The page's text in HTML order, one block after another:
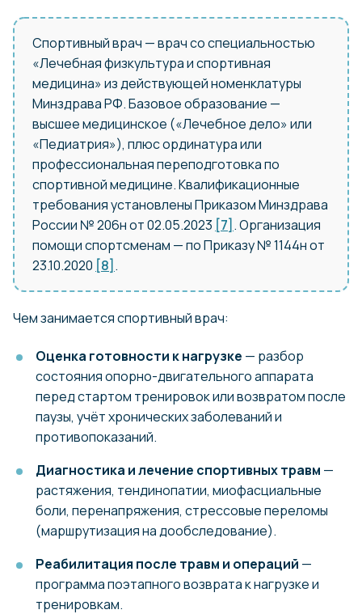
Спортивный врач — врач со специальностью
«Лечебная физкультура и спортивная
медицина» из действующей номенклатуры
Минздрава РФ. Базовое образование —
высшее медицинское («Лечебное дело» или
«Педиатрия»), плюс ординатура или
профессиональная переподготовка по
спортивной медицине. Квалификационные
требования установлены Приказом Минздрава
России № 206н от 02.05.2023 [7] . Организация
помощи спортсменам — по Приказу № 1144н от
23.10.2020 [8] .
Чем занимается спортивный врач:
Оценка готовности к нагрузке — разбор
состояния опорно-двигательного аппарата
перед стартом тренировок или возвратом после
паузы, учёт хронических заболеваний и
противопоказаний.
Диагностика и лечение спортивных травм —
растяжения, тендинопатии, миофасциальные
боли, перенапряжения, стрессовые переломы
(маршрутизация на дообследование).
Реабилитация после травм и операций —
программа поэтапного возврата к нагрузке и
тренировкам.